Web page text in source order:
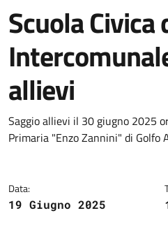
Scuola
allievi
Dettagli del
Saggio allievi il 30 giugno 2025
Primaria "Enzo Zannini" di Golfo
Data:
19 Giugno 2025